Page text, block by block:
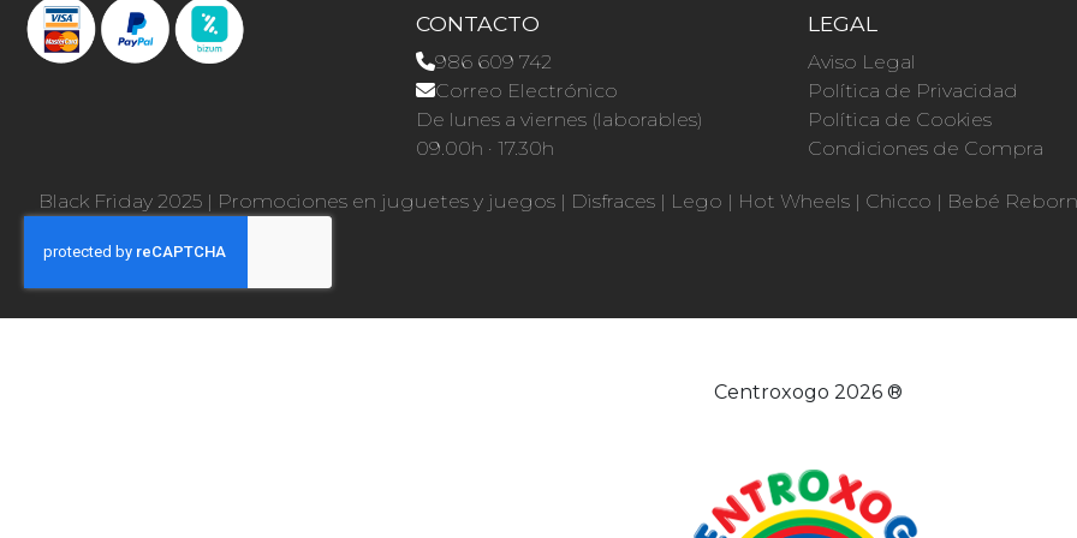
CONTACTO
986 609 742
Correo Electrónico
De lunes a viernes (laborables)
09.00h · 17.30h
LEGAL
Aviso Legal
Política de Privacidad
Política de Cookies
Condiciones de Compra
Black Friday 2025 | Promociones en juguetes y juegos | Disfraces | Lego | Hot Wheels | Chicco | Bebé Reborn
Centroxogo 2026 ®